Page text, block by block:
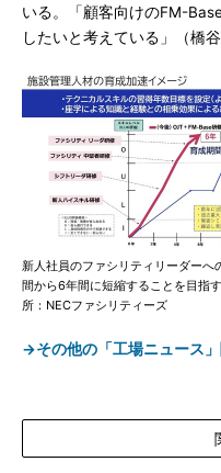
いる。「顧客向けのFM-
したいと考えている」（橋谷
新人社員のファシリティリーダーへ
間から6年間に短縮することを目指
所：NECファシリティーズ
→その他の「工場ニュース